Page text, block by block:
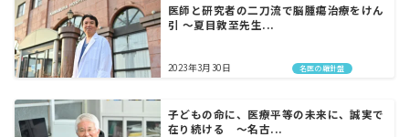
名医の羅針盤
医師と研究者の二刀流で脳腫瘍治療をけん
引 〜夏目敦至先生...
2023年3月30日
子どもの命に、医療平等の未来に、誠実で
在り続ける ～名古...